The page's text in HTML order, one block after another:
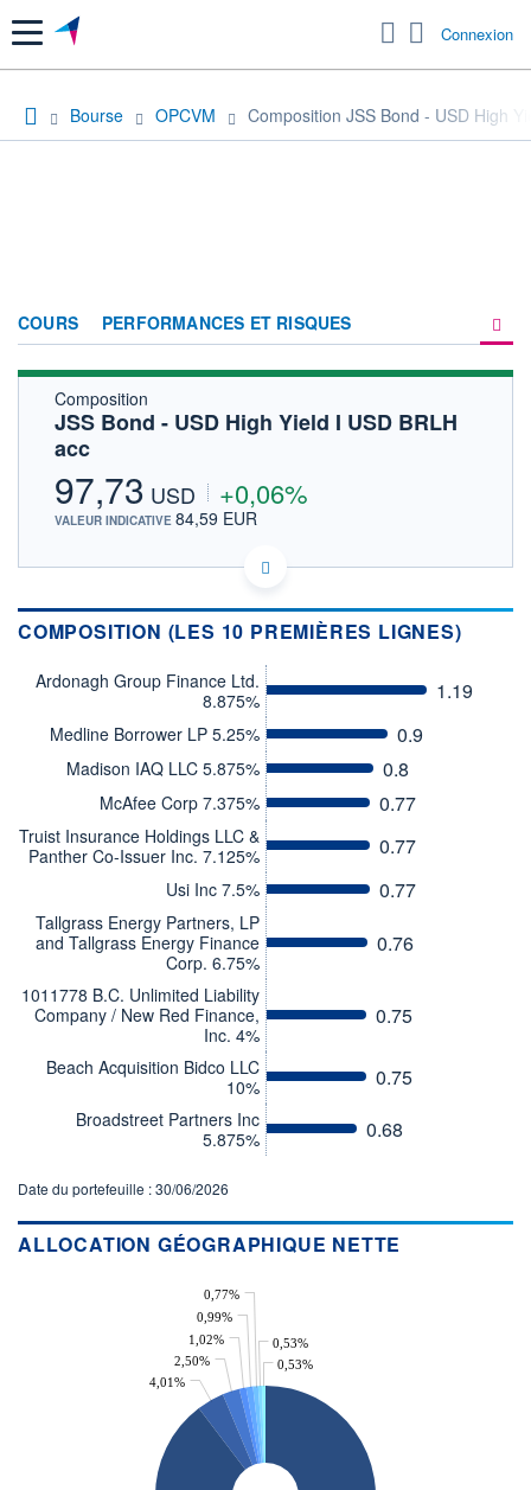
Menu Connexion
Bourse OPCVM Composition JSS Bond - USD High
COURS PERFORMANCES ET RISQUES
FORUM
Composition
JSS Bond - USD High Yield I USD BRLH
acc
97,73 USD +0,06%
VALEUR INDICATIVE 84,59 EUR
LU2663598295 - J. Safra Sarasin Fund Management
OPCVM DERNIER COURS CONNU AU 16/10/2024
Consulter le prospectus / DIC
CATÉGORIE MORNINGSTAR
FONDS PARTENAIRES
TARIFS PRIVILÉGIÉS 0%
PEA PEA-PME BOURSOVIE LUX
BOURSOVIE
CTO BUSINESS
Non éligible Boursobank
ACTIF NET (EUR)
132M / 31.07.26
NOTATION MORNINGSTAR ⁽¹⁾
RISQUE DU FONDS (SRI)
3/7
+ PORTEFEUILLE
COMPOSITION (LES 10 PREMIÈRES LIGNES)
Ardonagh Group Finance Ltd.
8.875%
1.19
Medline Borrower LP 5.25% 0.9
Madison IAQ LLC 5.875% 0.8
McAfee Corp 7.375% 0.77
Truist Insurance Holdings LLC &
Panther Co-Issuer Inc. 7.125%
0.77
Usi Inc 7.5% 0.77
Tallgrass Energy Partners, LP
and Tallgrass Energy Finance
Corp. 6.75%
0.76
1011778 B.C. Unlimited Liability
Company / New Red Finance,
Inc. 4%
0.75
Beach Acquisition Bidco LLC
10%
0.75
Broadstreet Partners Inc
5.875%
0.68
Date du portefeuille : 30/06/2026
ALLOCATION GÉOGRAPHIQUE NETTE
4,01%
2,50%
1,02%
0,99%
0,77%
0,53%
0,53%